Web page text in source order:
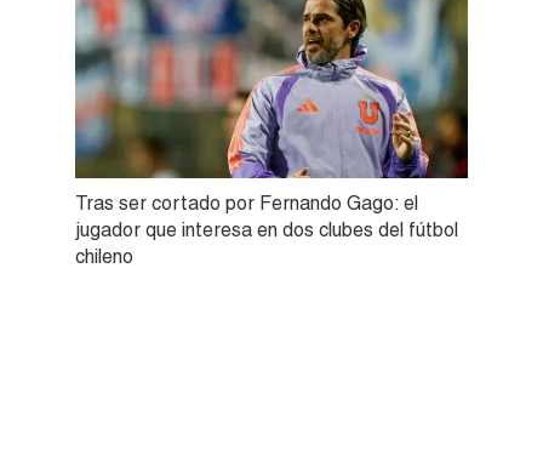
Tras ser cortado por Fernando Gago: el
jugador que interesa en dos clubes del fútbol
chileno